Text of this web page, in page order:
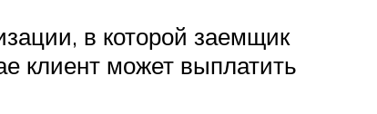
в которой заемщик
клиент может выплатить